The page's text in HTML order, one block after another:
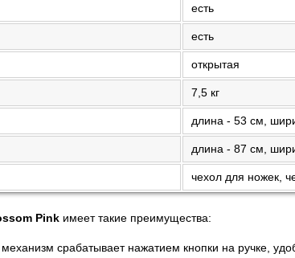
есть
есть
открытая
7,5 кг
длина - 53 см,
длина - 87 см,
чехол для ножек,
Pink имеет такие преимущества:
срабатывает нажатием кнопки на ручке,